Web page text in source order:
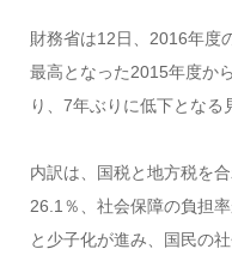
財務省は12日、2016年度
最高となった2015年度か
り、7年ぶりに低下となる
内訳は、国税と地方税を
26.1％、社会保障の負担
と少子化が進み、国民の